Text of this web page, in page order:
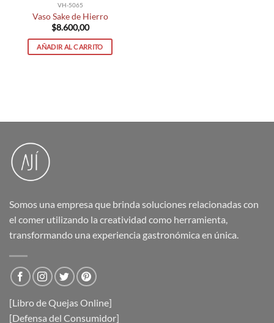
VH-5065
Vaso Sake de Hierro
$8.600,00
AÑADIR AL CARRITO
Somos una empresa que brinda soluciones relacionadas con
el comer utilizando la creatividad como herramienta,
transformando una experiencia gastronómica en única.
[Libro de Quejas Online]
[Defensa del Consumidor]